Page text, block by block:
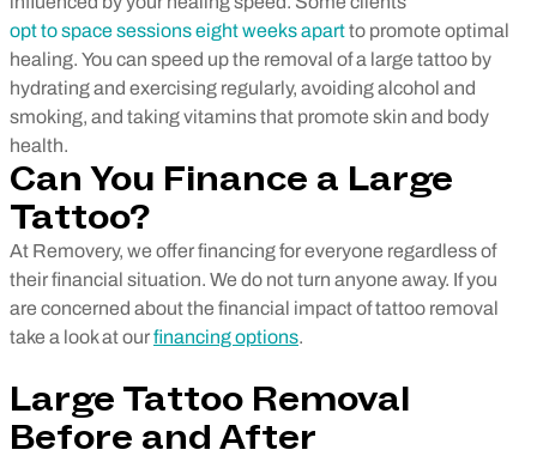
opt to space sessions eight weeks apartto promote optimal
healing. You can speed up the removal of a large tattoo by
hydrating and exercising regularly, avoiding alcohol and
smoking, and taking vitamins that promote skin and body
health.
Can You Finance a Large
Tattoo?
At Removery, we offer financing for everyone regardless of
their financial situation. We do not turn anyone away. If you
are concerned about the financial impact of tattoo removal
take a look at ourfinancing options.
Large Tattoo Removal
Before and After